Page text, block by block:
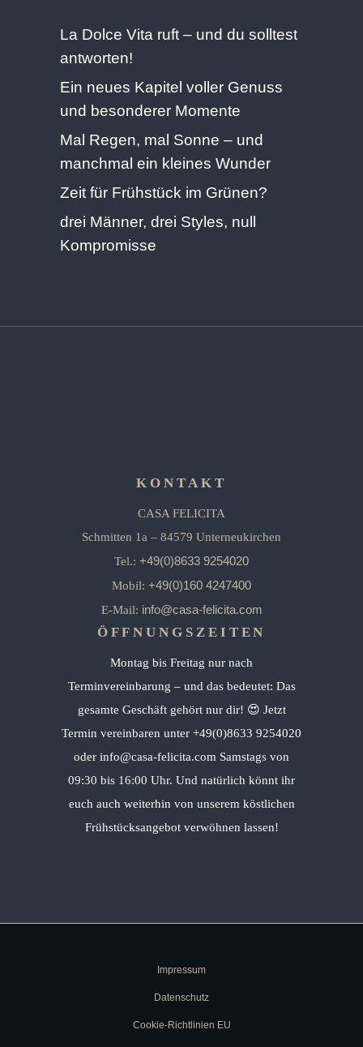
La Dolce Vita ruft – und du solltest
antworten!
Ein neues Kapitel voller Genuss
und besonderer Momente
Mal Regen, mal Sonne – und
manchmal ein kleines Wunder
Zeit für Frühstück im Grünen?
drei Männer, drei Styles, null
Kompromisse
KONTAKT
CASA FELICITA
Schmitten 1a – 84579 Unterneukirchen
Tel.: +49(0)8633 9254020
Mobil: +49(0)160 4247400
E-Mail: info@casa-felicita.com
ÖFFNUNGSZEITEN
Montag bis Freitag nur nach
Terminvereinbarung – und das bedeutet: Das
gesamte Geschäft gehört nur dir! 😍 Jetzt
Termin vereinbaren unter +49(0)8633 9254020
oder info@casa-felicita.com Samstags von
09:30 bis 16:00 Uhr. Und natürlich könnt ihr
euch auch weiterhin von unserem köstlichen
Frühstücksangebot verwöhnen lassen!
Impressum
Datenschutz
Cookie-Richtlinien EU